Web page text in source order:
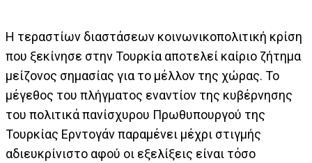
Η τεραστίων διαστάσεων κοινωνικοπολιτική κρίση
που ξεκίνησε στην Τουρκία αποτελεί καίριο ζήτημα
μείζονος σημασίας για το μέλλον της χώρας. Το
μέγεθος του πλήγματος εναντίον της κυβέρνησης
του πολιτικά πανίσχυρου Πρωθυπουργού της
Τουρκίας Ερντογάν παραμένει μέχρι στιγμής
αδιευκρίνιστο αφού οι εξελίξεις είναι τόσο